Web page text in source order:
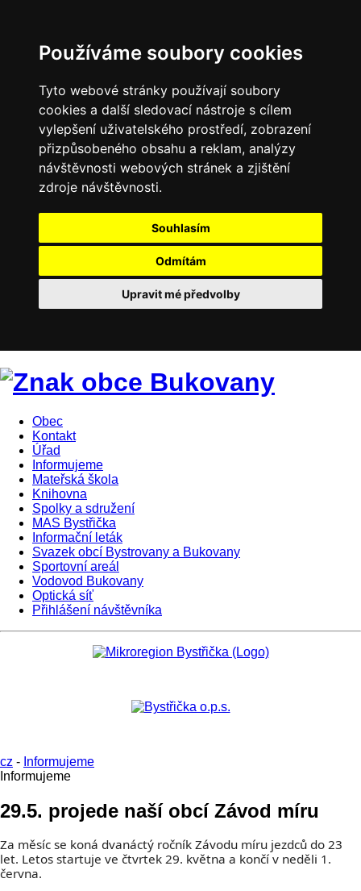
Používáme soubory cookies
Tyto webové stránky používají soubory
cookies a další sledovací nástroje s cílem
vylepšení uživatelského prostředí, zobrazení
přizpůsobeného obsahu a reklam, analýzy
návštěvnosti webových stránek a zjištění
zdroje návštěvnosti.
Souhlasím
Odmítám
Upravit mé předvolby
Obec
Kontakt
Úřad
Informujeme
Mateřská škola
Knihovna
Spolky a sdružení
MAS Bystřička
Informační leták
Svazek obcí Bystrovany a Bukovany
Sportovní areál
Vodovod Bukovany
Optická síť
Přihlášení návštěvníka
cz - Informujeme
Informujeme
29.5. projede naší obcí Závod míru
Za měsíc se koná dvanáctý ročník Závodu míru jezdců do 23
let. Letos startuje ve čtvrtek 29. května a končí v neděli 1.
června.